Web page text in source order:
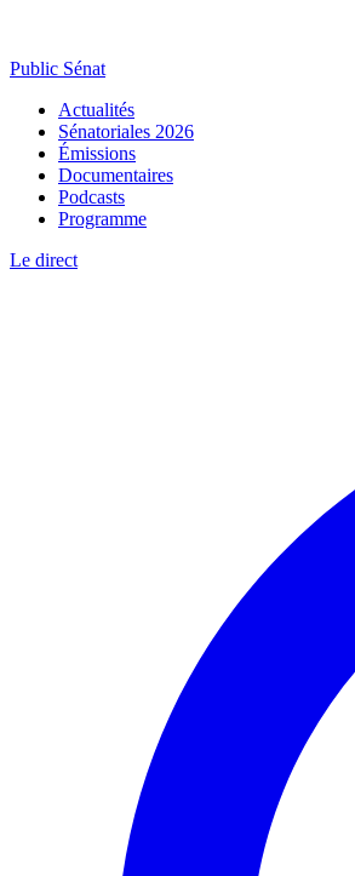
Public Sénat
Actualités
Sénatoriales 2026
Émissions
Documentaires
Podcasts
Programme
Le direct